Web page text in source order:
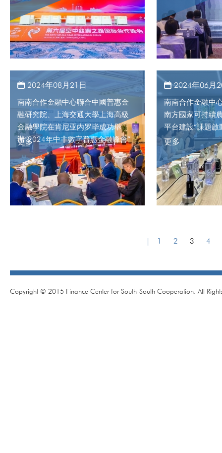
2024年08月21日
南南合作金融中心聯合中國普惠金
融研究院、上海交通大學上海高級
金融學院在肯尼亚内罗毕成功舉
辦“2024年中非數字普惠金融峰會”
更多
2024年06月
南南合作金融中
南方國家可持續
平台建設”課題
更多
| 1 2 3 4
Copyright © 2015 Finance Center for South-South Cooperation. All